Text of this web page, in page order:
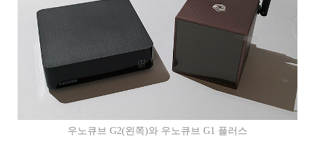
우노큐브 G2(왼쪽)와 우노큐브 G1 플러스